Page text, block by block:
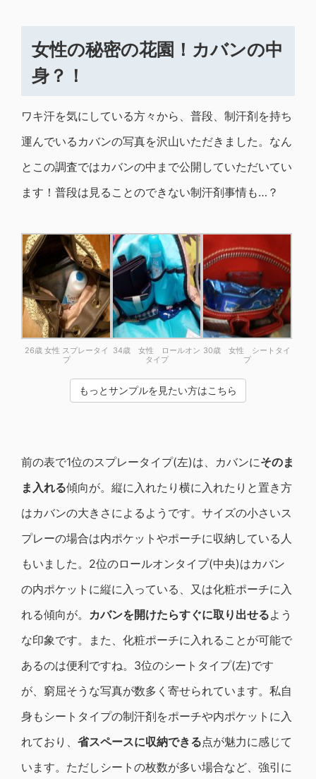
女性の秘密の花園！カバンの中
身？！
ワキ汗を気にしている方々から、普段、制汗剤を持ち
運んでいるカバンの写真を沢山いただきました。なん
とこの調査ではカバンの中まで公開していただいてい
ます！普段は見ることのできない制汗剤事情も…？
26歳 女性 スプレータイ
プ
34歳 女性 ロールオン
タイプ
30歳 女性 シートタイ
プ
もっとサンプルを見たい方はこちら
前の表で1位のスプレータイプ(左)は、カバンにそのま
ま入れる傾向が。縦に入れたり横に入れたりと置き方
はカバンの大きさによるようです。サイズの小さいス
プレーの場合は内ポケットやポーチに収納している人
もいました。2位のロールオンタイプ(中央)はカバン
の内ポケットに縦に入っている、又は化粧ポーチに入
れる傾向が。 カバンを開けたらすぐに取り出せるよう
な印象です。また、化粧ポーチに入れることが可能で
あるのは便利ですね。3位のシートタイプ(左)です
が、窮屈そうな写真が数多く寄せられています。私自
身もシートタイプの制汗剤をポーチや内ポケットに入
れており、 省スペースに収納できる点が魅力に感じて
います。ただしシートの枚数が多い場合など、強引に